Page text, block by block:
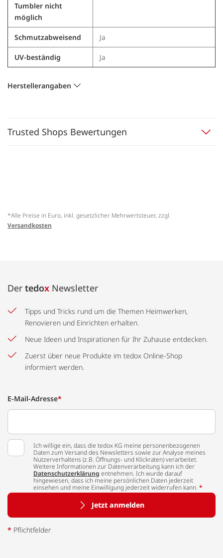
Tumbler nicht
möglich
Schmutzabweisend Ja
UV-beständig Ja
Herstellerangaben
Trusted Shops Bewertungen
*Alle Preise in Euro, inkl. gesetzlicher Mehrwertsteuer, zzgl.
Versandkosten
Der tedox Newsletter
Tipps und Tricks rund um die Themen Heimwerken,
Renovieren und Einrichten erhalten.
Neue Ideen und Inspirationen für Ihr Zuhause entdecken.
Zuerst über neue Produkte im tedox Online-Shop
informiert werden.
E-Mail-Adresse*
Ich willige ein, dass die tedox KG meine personenbezogenen
Daten zum Versand des Newsletters sowie zur Analyse meines
Nutzerverhaltens (z.B. Öffnungs- und Klickraten) verarbeitet.
Weitere Informationen zur Datenverarbeitung kann ich der
Datenschutzerklärung entnehmen. Ich wurde darauf
hingewiesen, dass ich meine persönlichen Daten jederzeit
einsehen und meine Einwilligung jederzeit widerrufen kann. *
Jetzt anmelden
* Pflichtfelder